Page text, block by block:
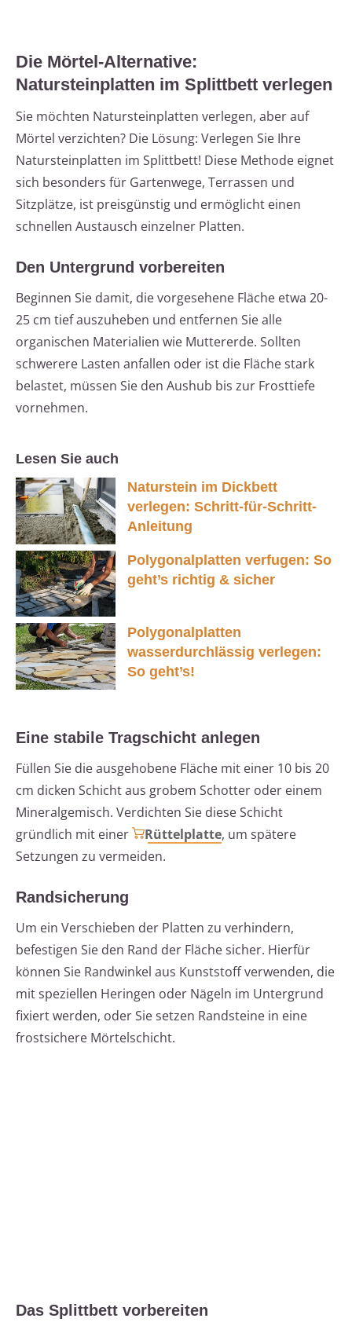
Die Mörtel-Alternative:
Natursteinplatten im Splittbett verlegen
Sie möchten Natursteinplatten verlegen, aber auf
Mörtel verzichten? Die Lösung: Verlegen Sie Ihre
Natursteinplatten im Splittbett! Diese Methode eignet
sich besonders für Gartenwege, Terrassen und
Sitzplätze, ist preisgünstig und ermöglicht einen
schnellen Austausch einzelner Platten.
Den Untergrund vorbereiten
Beginnen Sie damit, die vorgesehene Fläche etwa 20-
25 cm tief auszuheben und entfernen Sie alle
organischen Materialien wie Muttererde. Sollten
schwerere Lasten anfallen oder ist die Fläche stark
belastet, müssen Sie den Aushub bis zur Frosttiefe
vornehmen.
Lesen Sie auch
Naturstein im Dickbett
verlegen: Schritt-für-Schritt-
Anleitung
Polygonalplatten verfugen: So
geht’s richtig & sicher
Polygonalplatten
wasserdurchlässig verlegen:
So geht’s!
Eine stabile Tragschicht anlegen
Füllen Sie die ausgehobene Fläche mit einer 10 bis 20
cm dicken Schicht aus grobem Schotter oder einem
Mineralgemisch. Verdichten Sie diese Schicht
gründlich mit einer
Rüttelplatte, um spätere
Setzungen zu vermeiden.
Randsicherung
Um ein Verschieben der Platten zu verhindern,
befestigen Sie den Rand der Fläche sicher. Hierfür
können Sie Randwinkel aus Kunststoff verwenden, die
mit speziellen Heringen oder Nägeln im Untergrund
fixiert werden, oder Sie setzen Randsteine in eine
frostsichere Mörtelschicht.
Das Splittbett vorbereiten